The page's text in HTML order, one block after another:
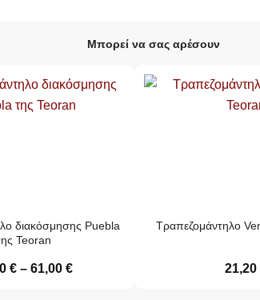
Μπορεί να σας αρέσουν
διακόσμησης Puebla
Teoran
€ – 61,00 €
Τραπεζομάντηλο
21,20